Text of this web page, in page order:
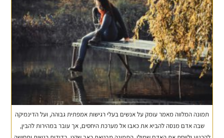
תמונה המלווה מאמר עומק על אנשים בעלי רגישות אמפתית גבוהה, ועל הדינמיקה
שבה אדם מנסה להביא את כאבו אל מערכת היחסים, אך עובר במהירות להבין,